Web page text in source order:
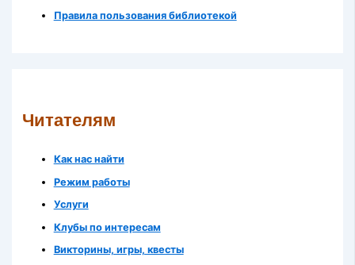
Правила пользования библиотекой
Читателям
Как нас найти
Режим работы
Услуги
Клубы по интересам
Викторины, игры, квесты